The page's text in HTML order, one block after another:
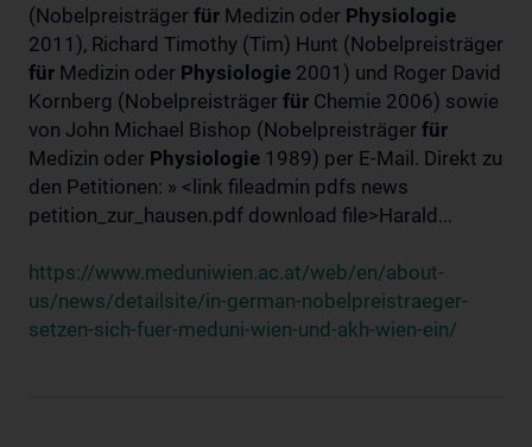
(Nobelpreisträger für Medizin oder Physiologie
2011), Richard Timothy (Tim) Hunt (Nobelpreisträger
für Medizin oder Physiologie 2001) und Roger David
Kornberg (Nobelpreisträger für Chemie 2006) sowie
von John Michael Bishop (Nobelpreisträger für
Medizin oder Physiologie 1989) per E-Mail. Direkt zu
den Petitionen: » <link fileadmin pdfs news
petition_zur_hausen.pdf download file>Harald...
https://www.meduniwien.ac.at/web/en/about-
us/news/detailsite/in-german-nobelpreistraeger-
setzen-sich-fuer-meduni-wien-und-akh-wien-ein/